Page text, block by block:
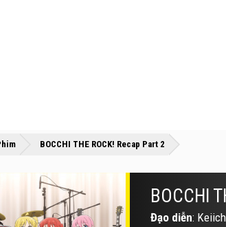
»»
BOCCHI THE ROCK! Recap Part 2
BOCCHI
Đạo diễn: